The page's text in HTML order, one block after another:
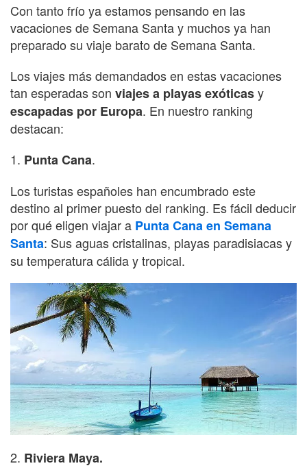
Con tanto frío ya estamos pensando en las
vacaciones de Semana Santa y muchos ya han
preparado su viaje barato de Semana Santa.
Los viajes más demandados en estas vacaciones
tan esperadas son viajes a playas exóticasy
escapadas por Europa. En nuestro ranking
destacan:
1. Punta Cana.
Los turistas españoles han encumbrado este
destino al primer puesto del ranking. Es fácil deducir
por qué eligen viajar a Punta Cana en Semana
Santa: Sus aguas cristalinas, playas paradisiacas y
su temperatura cálida y tropical.
2. Riviera Maya.